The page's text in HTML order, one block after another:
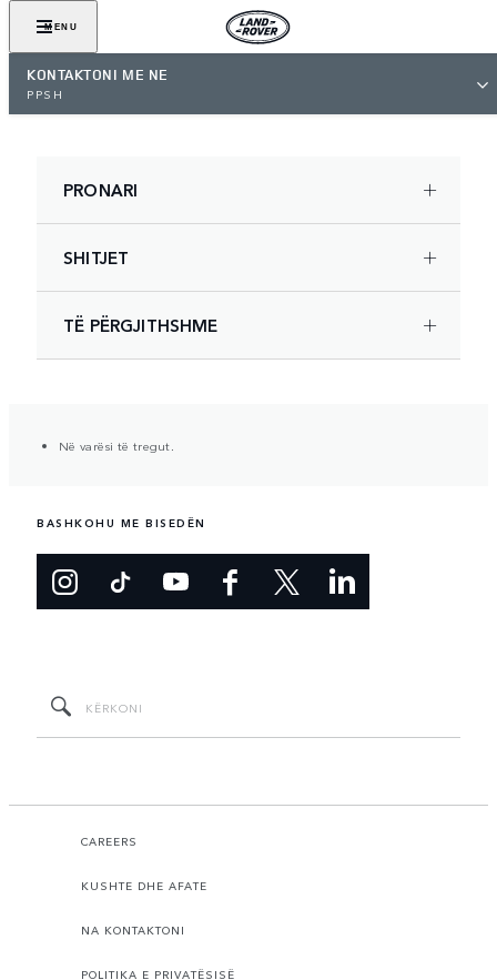
MENU
KONTAKTONI ME NE
PPSH
PRONARI
SHITJET
TË PËRGJITHSHME
Në varësi të tregut.
BASHKOHU ME BISEDËN
CAREERS
KUSHTE DHE AFATE
NA KONTAKTONI
POLITIKA E PRIVATËSISË